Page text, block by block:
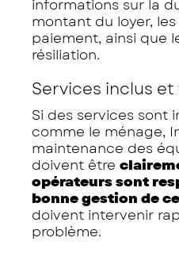
informations sur la
montant du loyer,
paiement, ainsi que
résiliation.
Services inclus
Si des services sont
comme le ménage,
maintenance des
doivent être
opérateurs sont
bonne gestion de
doivent intervenir
problème.